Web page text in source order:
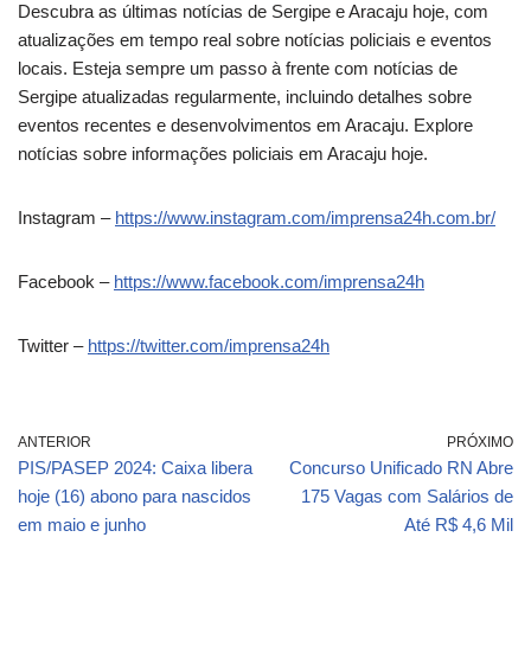
Descubra as últimas notícias de Sergipe e Aracaju hoje, com
atualizações em tempo real sobre notícias policiais e eventos
locais. Esteja sempre um passo à frente com notícias de
Sergipe atualizadas regularmente, incluindo detalhes sobre
eventos recentes e desenvolvimentos em Aracaju. Explore
notícias sobre informações policiais em Aracaju hoje.
Instagram – https://www.instagram.com/imprensa24h.com.br/
Facebook – https://www.facebook.com/imprensa24h
Twitter – https://twitter.com/imprensa24h
ANTERIOR
PIS/PASEP 2024: Caixa libera
hoje (16) abono para nascidos
em maio e junho
PRÓXIMO
Concurso Unificado RN Abre
175 Vagas com Salários de
Até R$ 4,6 Mil